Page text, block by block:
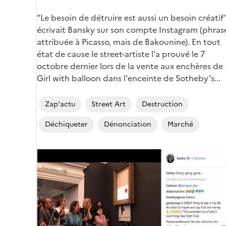
"Le besoin de détruire est aussi un besoin
écrivait Bansky sur son compte Instagram
attribuée à Picasso, mais de Bakounine). En tout
état de cause le street-artiste l'a prouvé le 7
octobre dernier lors de la vente aux enchères de
Girl with balloon dans l'enceinte de Sotheby’s...
Zap'actu Street Art
Destruction
Déchiqueter
Dénonciation Marché